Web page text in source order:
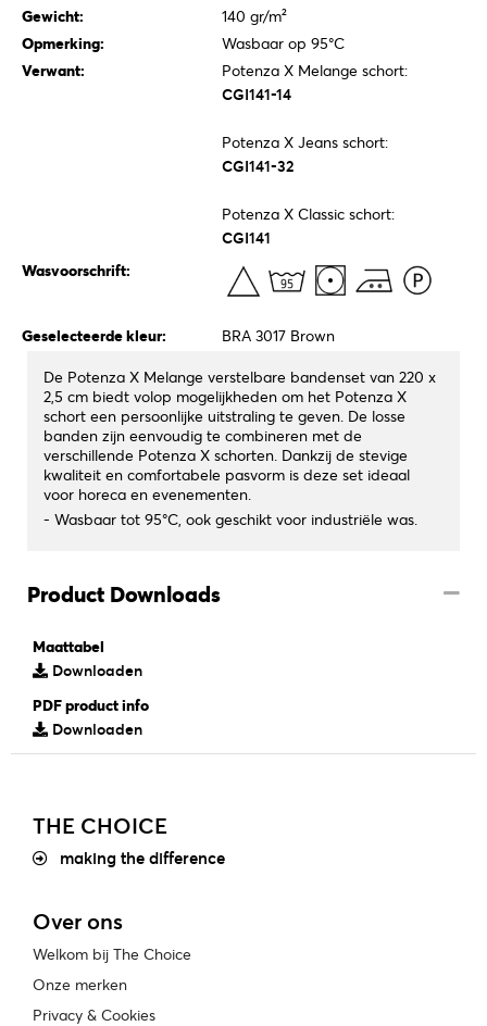
Gewicht:
140 gr/m²
Opmerking:
Wasbaar op 95°C
Verwant:
Potenza X Melange schort:
CGI141-14
Potenza X Jeans schort:
CGI141-32
Potenza X Classic schort:
CGI141
Wasvoorschrift:
Geselecteerde kleur: BRA 3017 Brown
De Potenza X Melange verstelbare bandenset van 220 x
2,5 cm biedt volop mogelijkheden om het Potenza X
schort een persoonlijke uitstraling te geven. De losse
banden zijn eenvoudig te combineren met de
verschillende Potenza X schorten. Dankzij de stevige
kwaliteit en comfortabele pasvorm is deze set ideaal
voor horeca en evenementen.
- Wasbaar tot 95°C, ook geschikt voor industriële was.
Product Downloads
Maattabel
Downloaden
PDF product info
Downloaden
THE CHOICE
making the difference
Over ons
Welkom bij The Choice
Onze merken
Privacy & Cookies